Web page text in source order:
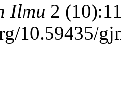
Ilmu 2
10.59435/